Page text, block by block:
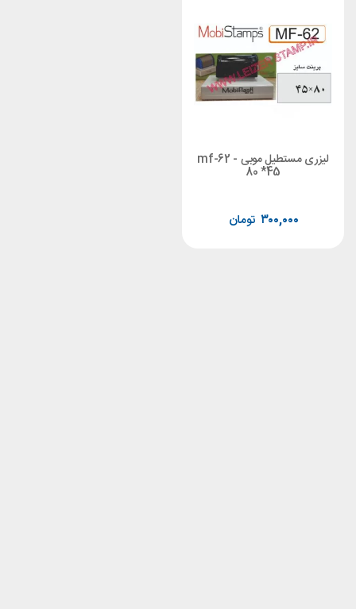
لیزری مستطیل موبی mf-62 -
80 *45
تومان